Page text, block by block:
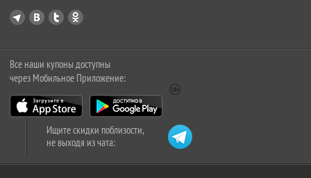
Все наши купоны доступны
через Мобильное Приложение:
Ищите скидки поблизости,
не выходя из чата: